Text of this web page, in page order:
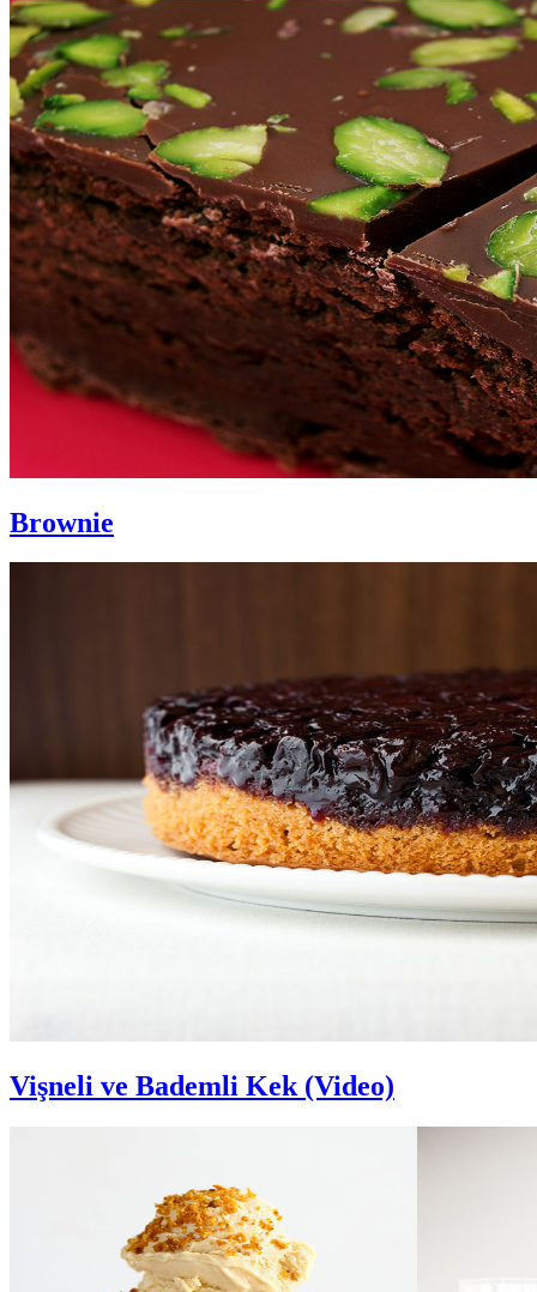
Brownie
Vişneli ve Bademli Kek (Video)